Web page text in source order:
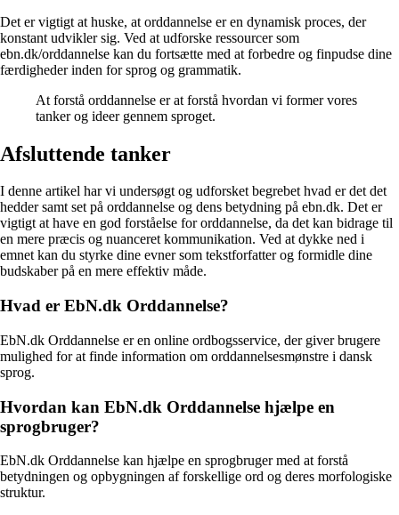
Det er vigtigt at huske, at orddannelse er en dynamisk proces, der
konstant udvikler sig. Ved at udforske ressourcer som
ebn.dk/orddannelse kan du fortsætte med at forbedre og finpudse dine
færdigheder inden for sprog og grammatik.
At forstå orddannelse er at forstå hvordan vi former vores
tanker og ideer gennem sproget.
Afsluttende tanker
I denne artikel har vi undersøgt og udforsket begrebet hvad er det det
hedder samt set på orddannelse og dens betydning på ebn.dk. Det er
vigtigt at have en god forståelse for orddannelse, da det kan bidrage til
en mere præcis og nuanceret kommunikation. Ved at dykke ned i
emnet kan du styrke dine evner som tekstforfatter og formidle dine
budskaber på en mere effektiv måde.
Hvad er EbN.dk Orddannelse?
EbN.dk Orddannelse er en online ordbogsservice, der giver brugere
mulighed for at finde information om orddannelsesmønstre i dansk
sprog.
Hvordan kan EbN.dk Orddannelse hjælpe en
sprogbruger?
EbN.dk Orddannelse kan hjælpe en sprogbruger med at forstå
betydningen og opbygningen af forskellige ord og deres morfologiske
struktur.